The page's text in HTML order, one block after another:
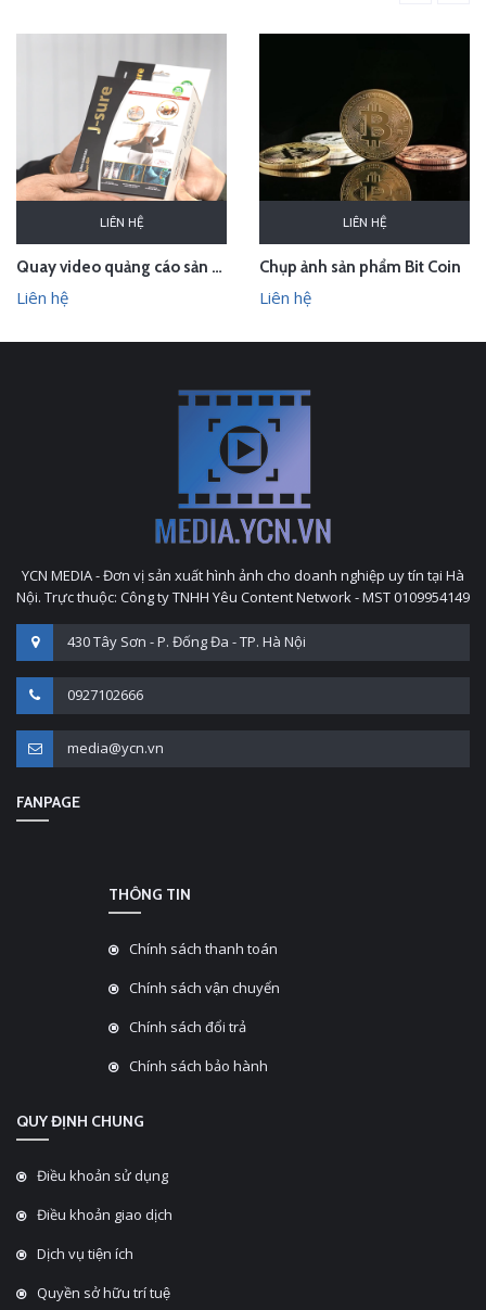
LIÊN HỆ
Quay video quảng cáo sản phẩm đai giảm đau J-Sure
Liên hệ
LIÊN HỆ
Chụp ảnh sản phẩm Bit Coin
Liên hệ
YCN MEDIA - Đơn vị sản xuất hình ảnh cho doanh nghiệp uy tín tại Hà
Nội. Trực thuộc: Công ty TNHH Yêu Content Network - MST 0109954149
430 Tây Sơn - P. Đống Đa - TP. Hà Nội
0927102666
media@ycn.vn
FANPAGE
THÔNG TIN
Chính sách thanh toán
Chính sách vận chuyển
Chính sách đổi trả
Chính sách bảo hành
QUY ĐỊNH CHUNG
Điều khoản sử dụng
Điều khoản giao dịch
Dịch vụ tiện ích
Quyền sở hữu trí tuệ